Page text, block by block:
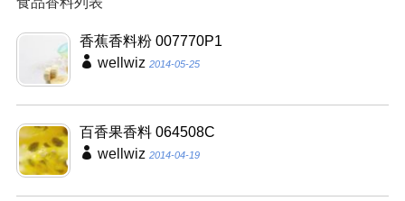
香蕉香料粉 007770P1
wellwiz 2014-05-25
百香果香料 064508C
wellwiz 2014-04-19